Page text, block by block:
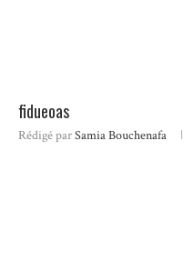
fidueoas
Rédigé parSamia Bouchenafa